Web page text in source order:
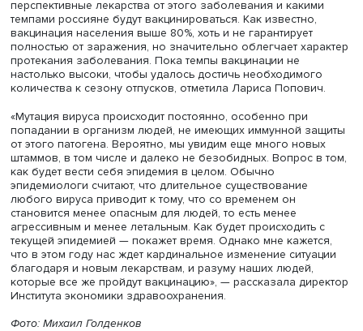
Она подчеркнула, что снятие разнообразных
барьеров, связанных с коронавирусом, в курортных
многом зависит от того, как быстро в оборот войдут
перспективные лекарства от этого заболевания и
темпами россияне будут вакцинироваться. Как
вакцинация населения выше 80%, хоть и не гарантирует
полностью от заражения, но значительно облегчает
протекания заболевания. Пока темпы вакцинации не
настолько высоки, чтобы удалось достичь
количества к сезону отпусков, отметила Лариса
«Мутация вируса происходит постоянно, особенно при